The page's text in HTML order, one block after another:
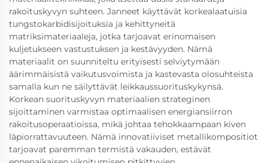
rakoituskyvyn suhteen. Janneet käyttävät korkealaatuisia
tungstokarbidisijoituksia ja kehittyneitä
matriksimateriaaleja, jotka tarjoavat erinomaisen
kuljetukseen vastustuksen ja kestävyyden. Nämä
materiaalit on suunniteltu erityisesti selviytymään
äärimmäisistä vaikutusvoimista ja kastevasta olosuhteista
samalla kun ne säilyttävät leikkaussuorituskykynsä.
Korkean suorituskyvyn materiaalien strateginen
sijoittaminen varmistaa optimaalisen energiansiirron
rakoitusoperaatioissa, mikä johtaa tehokkaampaan kiven
läpiorrattavuuteen. Nämä innovatiiviset metallikompositiot
tarjoavat paremman termistä vakauden, estävät